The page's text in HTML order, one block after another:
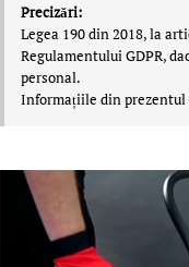
Precizări:
Legea 190 din 2018, la
Regulamentului GDPR,
personal.
Informațiile din prezentul